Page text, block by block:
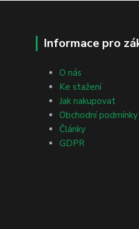
Informace pro
O nás
Ke stažení
Jak nakupovat
Obchodní podmínky
Články
GDPR